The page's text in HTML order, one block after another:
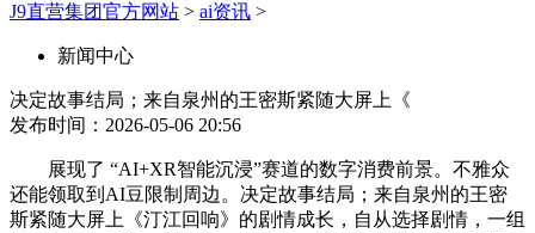
J9直营集团官方网站 > ai资讯 >
新闻中心
决定故事结局；来自泉州的王密斯紧随大屏上《
发布时间：2026-05-06 20:56
展现了 “AI+XR智能沉浸”赛道的数字消费前景。不雅众
还能领取到AI豆限制周边。决定故事结局；来自泉州的王密
斯紧随大屏上《汀江回响》的剧情成长，自从选择剧情，一组